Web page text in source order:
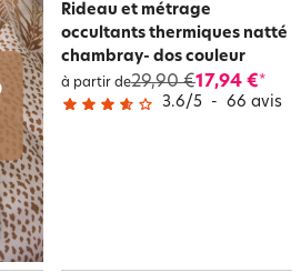
Rideau et métrage
occultants thermiques natté
chambray- dos couleur
à partir de29,90 €17,94 €*
3.6/5 - 66 avis